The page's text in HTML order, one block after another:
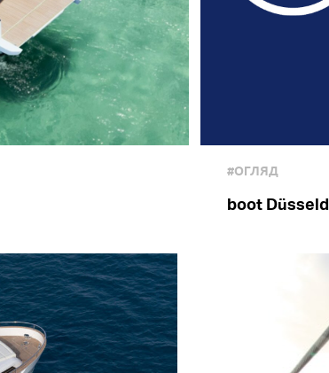
#ОГЛЯД
boot